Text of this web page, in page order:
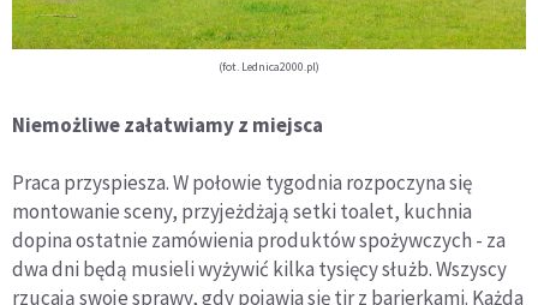
(fot. Lednica2000.pl)
Niemożliwe załatwiamy z miejsca
Praca przyspiesza. W połowie tygodnia rozpoczyna się
montowanie sceny, przyjeżdżają setki toalet, kuchnia
dopina ostatnie zamówienia produktów spożywczych - za
dwa dni będą musieli wyżywić kilka tysięcy służb. Wszyscy
rzucają swoje sprawy, gdy pojawia się tir z barierkami. Każda